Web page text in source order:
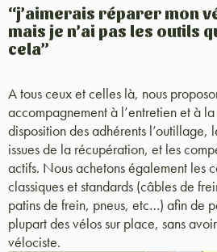
“j’aimerais réparer mon
mais je n’ai pas les outils
cela”
A tous ceux et celles là, nous
accompagnement à l’entretien et à
disposition des adhérents l’outillage,
issues de la récupération, et les
actifs. Nous achetons également les
classiques et standards (câbles de
patins de frein, pneus, etc…) afin de
plupart des vélos sur place, sans
vélociste.